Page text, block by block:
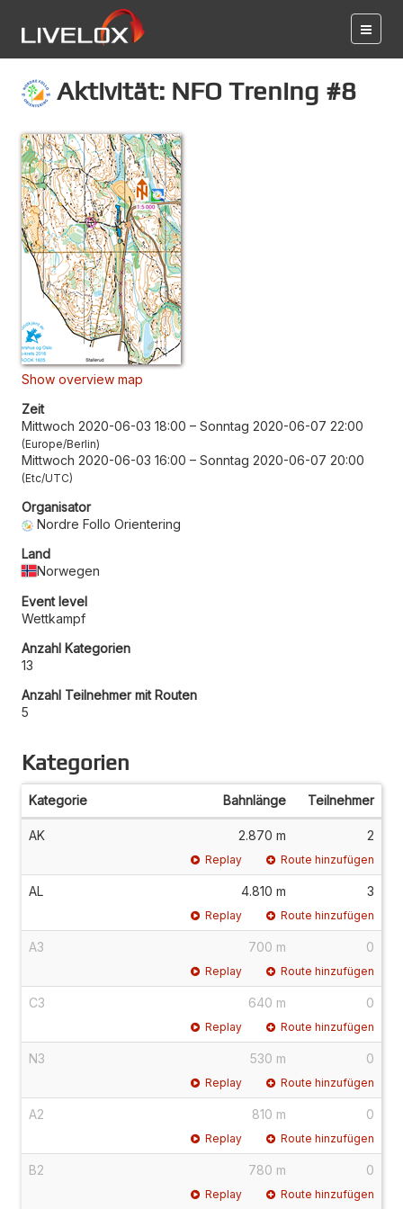
Aktivität: NFO Trening #8
Show overview map
Zeit
Mittwoch 2020-06-03 18:00 – Sonntag 2020-06-07 22:00
Europe/Berlin
Mittwoch 2020-06-03 16:00 – Sonntag 2020-06-07 20:00
Etc/UTC
Organisator
Nordre Follo Orientering
Land
Norwegen
Event level
Wettkampf
Anzahl Kategorien
13
Anzahl Teilnehmer mit Routen
5
Kategorien
Kategorie Bahnlänge Teilnehmer
AK 2.870 m 2
Replay Route hinzufügen
AL 4.810 m 3
Replay Route hinzufügen
A3 700 m 0
Replay Route hinzufügen
C3 640 m 0
Replay Route hinzufügen
N3 530 m 0
Replay Route hinzufügen
A2 810 m 0
Replay Route hinzufügen
B2 780 m 0
Replay Route hinzufügen